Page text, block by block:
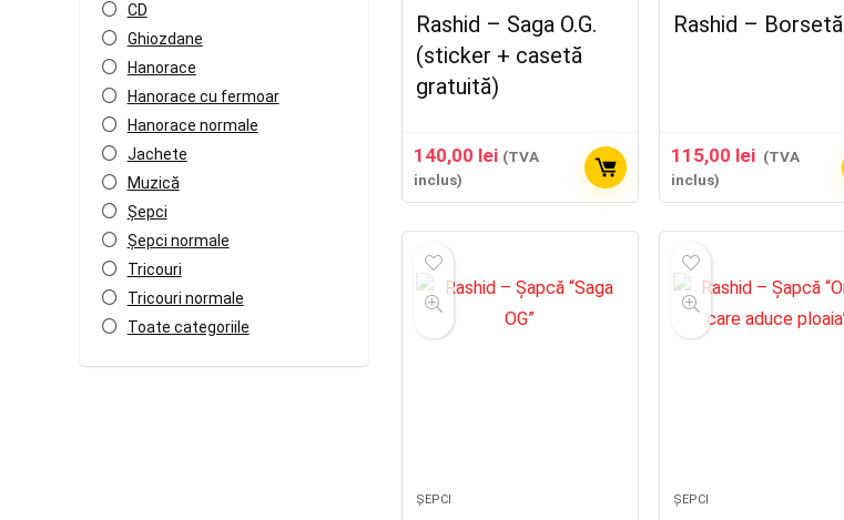
CD
Ghiozdane
Hanorace
Hanorace cu fermoar
Hanorace normale
Jachete
Muzică
Șepci
Șepci normale
Tricouri
Tricouri normale
Toate categoriile
Rashid – Saga O.G.
(sticker + casetă
gratuită)
140,00 lei (TVA
inclus)
Rashid – Borsetă
115,00 lei (TVA
inclus)
ȘEPCI ȘEPCI